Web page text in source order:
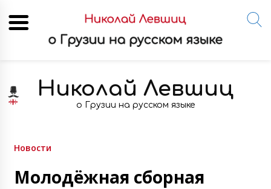
content
Николай Левшиц
о Грузии на русском языке
Новости
Молодёжная сборная